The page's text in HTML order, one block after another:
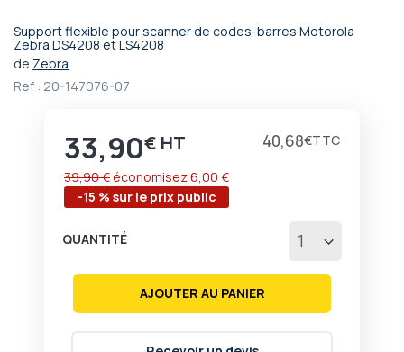
Support flexible pour scanner de codes-barres Motorola
Zebra DS4208 et LS4208
de Zebra
Ref : 20-147076-07
Prix
33,90€ 40,68€
-15 % sur le prix public
39,90 € économisez6,00 €
QUANTITÉ
AJOUTER AU PANIER
Passer
au
de
d’images